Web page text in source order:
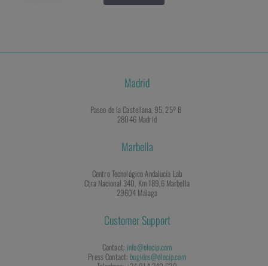
Madrid
Paseo de la Castellana, 95, 25º B
28046 Madrid
Marbella
Centro Tecnológico Andalucía Lab
Ctra Nacional 340, Km 189,6 Marbella
29604 Málaga
Customer Support
Contact: info@olocip.com
Press Contact:bugidos@olocip.com